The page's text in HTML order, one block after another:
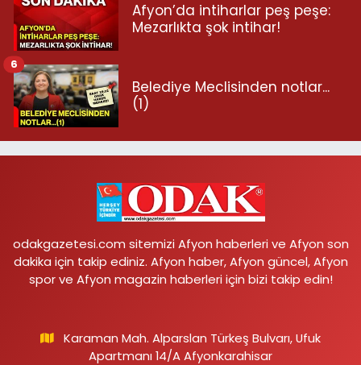
Afyon’da intiharlar peş peşe:
Mezarlıkta şok intihar!
Belediye Meclisinden notlar...
(1)
6
odakgazetesi.com sitemizi Afyon haberleri ve Afyon son
dakika için takip ediniz. Afyon haber, Afyon güncel, Afyon
spor ve Afyon magazin haberleri için bizi takip edin!
Karaman Mah. Alparslan Türkeş Bulvarı, Ufuk
Apartmanı 14/A Afyonkarahisar